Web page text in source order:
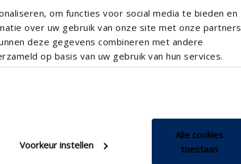
om functies voor social media te bieden en
over uw gebruik van onze site met onze partners
deze gegevens combineren met andere
op basis van uw gebruik van hun services.
Voorkeur instellen
Alle cookies
toestaan